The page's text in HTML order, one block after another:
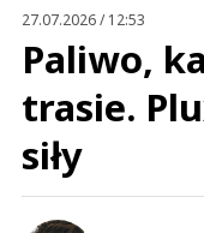
27.07.2026 / 12:53
Paliwo,
trasie.
siły